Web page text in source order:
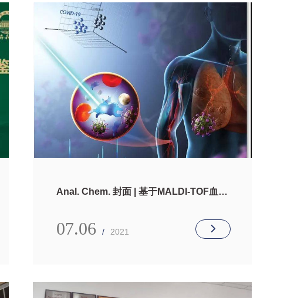
Anal. Chem. 封面 | 基于MALDI-TOF血清
07.06 / 2021